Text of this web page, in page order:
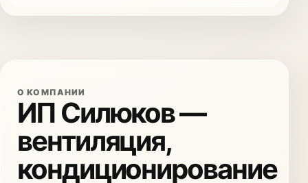
О КОМПАНИИ
ИП Силюков —
вентиляция,
кондиционирование